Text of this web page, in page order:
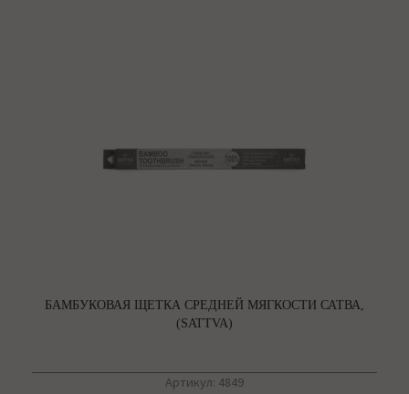
БАМБУКОВАЯ ЩЕТКА СРЕДНЕЙ МЯГКОСТИ САТВА,
(SATTVA)
Артикул: 4849